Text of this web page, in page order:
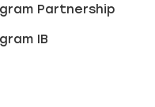
Partnership
IB